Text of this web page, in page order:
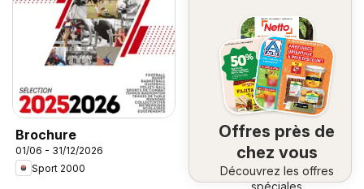
Brochure
01/06 - 31/12/2026
Sport 2000
Offres près de
chez vous
Découvrez les offres
spéciales